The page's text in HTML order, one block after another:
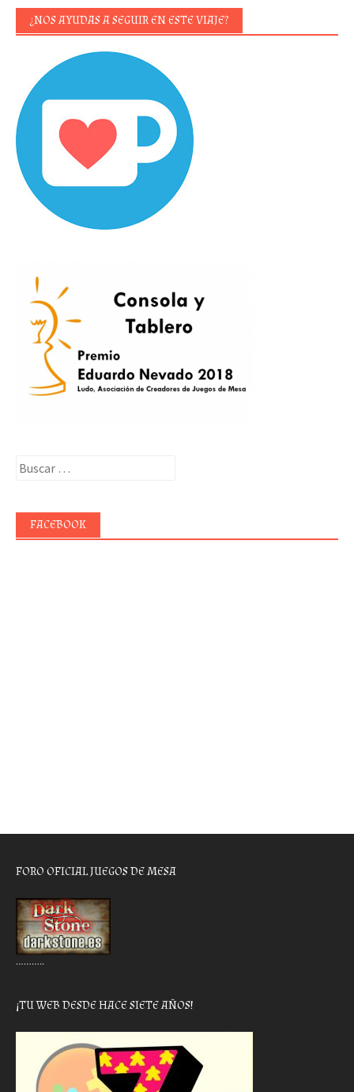
¿NOS AYUDAS A SEGUIR EN ESTE VIAJE?
Buscar:
FACEBOOK
FORO OFICIAL JUEGOS DE MESA
………..
¡TU WEB DESDE HACE SIETE AÑOS!